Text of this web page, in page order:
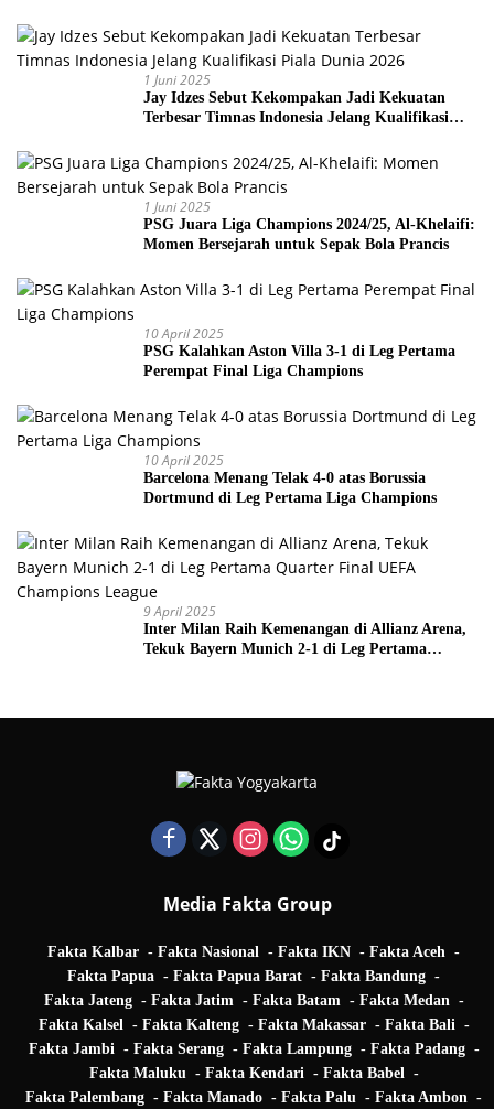
1 Juni 2025
Jay Idzes Sebut Kekompakan Jadi Kekuatan
Terbesar Timnas Indonesia Jelang Kualifikasi
1 Juni 2025
PSG Juara Liga Champions 2024/25, Al-Khelaifi:
Momen Bersejarah untuk Sepak Bola Prancis
10 April 2025
PSG Kalahkan Aston Villa 3-1 di Leg Pertama
Perempat Final Liga Champions
10 April 2025
Barcelona Menang Telak 4-0 atas Borussia
Dortmund di Leg Pertama Liga Champions
9 April 2025
Inter Milan Raih Kemenangan di Allianz Arena,
Tekuk Bayern Munich 2-1 di Leg Pertama
Media Fakta Group
Fakta Kalbar Fakta Nasional Fakta IKN
Fakta Aceh
Fakta Papua
Fakta Papua Barat
Fakta Bandung
Fakta Jateng
Fakta Jatim Fakta Batam
Fakta Medan
Fakta Kalsel
Fakta Kalteng Fakta Makassar
Fakta Bali
Fakta Jambi
Fakta Serang Fakta Lampung
Fakta Padang
Fakta Maluku
Fakta Kendari
Fakta Babel
Fakta Palembang
Fakta Manado Fakta Palu Fakta Ambon